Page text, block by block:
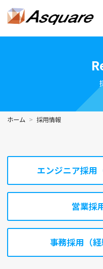
ホーム 採用情報
エンジニア採用
営業採
事務採用（経